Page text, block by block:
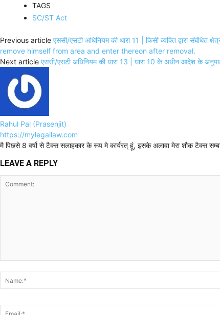
TAGS
SC/ST Act
Previous article एससी/एसटी अधिनियम की धारा 11 | किसी व्यक्ति द्वारा
remove himself from area and enter thereon after removal.
Next article एससी/एसटी अधिनियम की धारा 13 | धारा 10 के अधीन आदेश
Rahul Pal (Prasenjit)
https://mylegallaw.com
मै पिछसे 8 वर्षो से टैक्स सलाहकार के रूप मे कार्यरत् हूं, इसके अलावा मेरा शौक टैक्स
LEAVE A REPLY